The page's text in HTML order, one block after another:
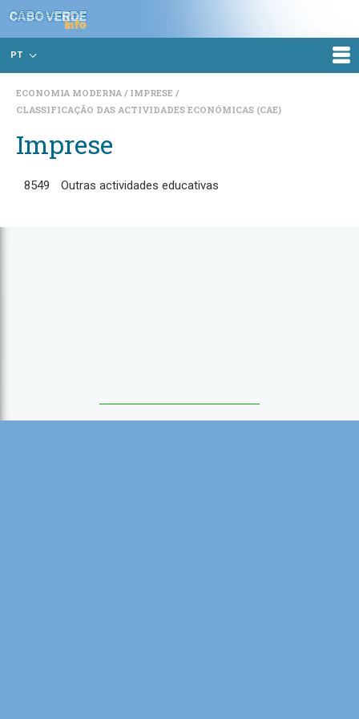
PT
ECONOMIA MODERNA
IMPRESE
CLASSIFICAÇÃO DAS ACTIVIDADES ECONÓMICAS (CAE)
Imprese
8549 Outras actividades educativas